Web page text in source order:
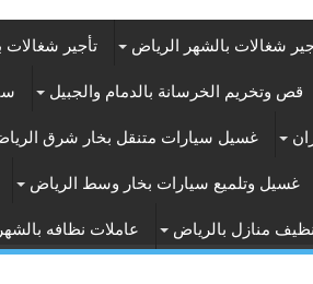
شغالات بالشهر الرياض تأجير شغالات
قص وتخريم الخرسانة بالدمام والجبيل
غسيل سيارات متنقل بخار شرق
غسيل وتلميع سيارات بخار وسط الرياض
منازل بالرياض عاملات نظافه